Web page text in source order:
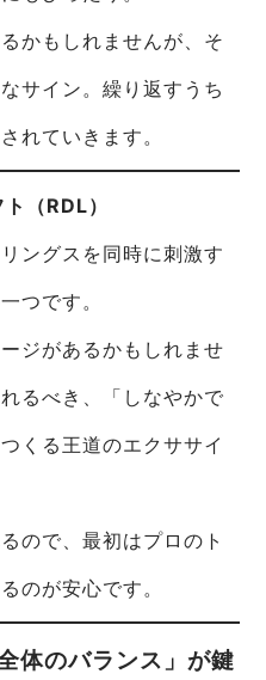
かもしれませんが、そ
サイン。繰り返すうち
れていきます。
（RDL）
ングスを同時に刺激す
つです。
ジがあるかもしれませ
るべき、「しなやかで
くる王道のエクササイ
ので、最初はプロのト
のが安心です。
体のバランス」が鍵